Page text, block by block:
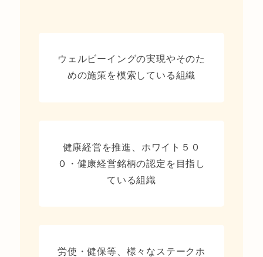
ウェルビーイングの実現やそのた
めの施策を模索している組織
健康経営を推進、ホワイト５０
０・健康経営銘柄の認定を目指し
ている組織
労使・健保等、様々なステークホ